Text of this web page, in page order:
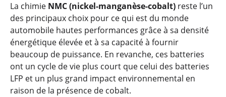
La chimie NMC (nickel-manganèse-cobalt) reste l’un
des principaux choix pour ce qui est du monde
automobile hautes performances grâce à sa densité
énergétique élevée et à sa capacité à fournir
beaucoup de puissance. En revanche, ces batteries
ont un cycle de vie plus court que celui des batteries
LFP et un plus grand impact environnemental en
raison de la présence de cobalt.